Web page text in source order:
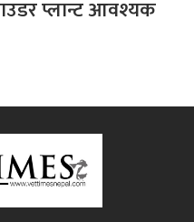
प्लान्ट आवश्यक